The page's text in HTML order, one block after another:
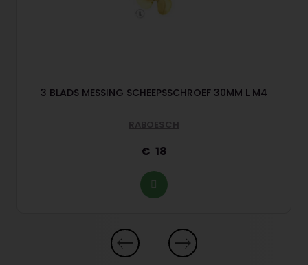
3 BLADS MESSING SCHEEPSSCHROEF 30MM L M4
RABOESCH
18